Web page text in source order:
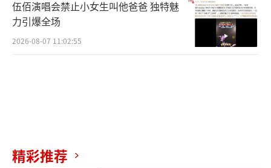
伍佰演唱会禁止小女生叫他爸爸 独特魅
力引爆全场
2026-08-07 11:02:55
精彩推荐